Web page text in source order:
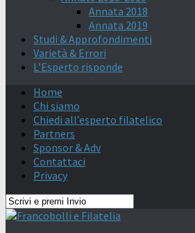
Annata 2018
Annata 2019
Studi & Approfondimenti
Varietà & Errori
L’Esperto risponde
Home
Chi siamo
Chiedi all’esperto filatelico
Partners
Sponsor & Adv
Contattaci
Privacy